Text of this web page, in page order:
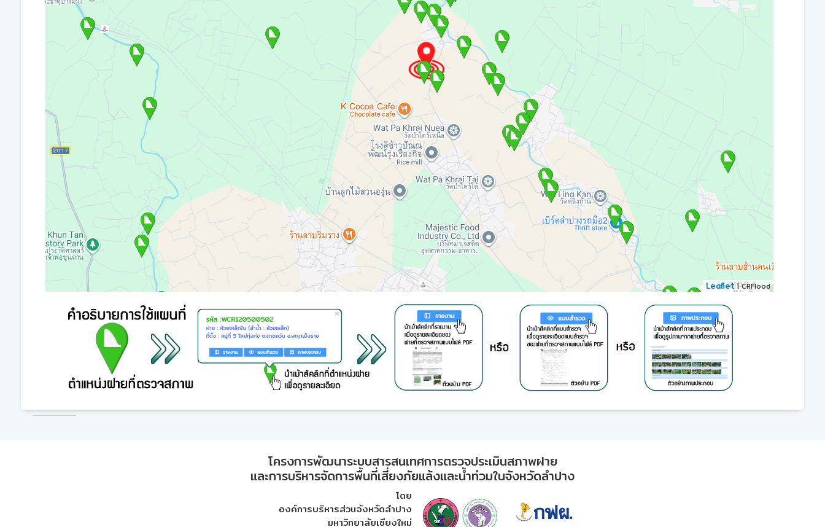
Leaflet| CRFlood
โครงการพัฒนาระบบสารสนเทศการตรวจประเมินสภาพฝาย
และการบริหารจัดการพื้นที่เสี่ยงภัยแล้งและน้ำท่วมในจังหวัดลำปาง
โดย
องค์การบริหารส่วนจังหวัดลำปาง
มหาวิทยาลัยเชียงใหม่